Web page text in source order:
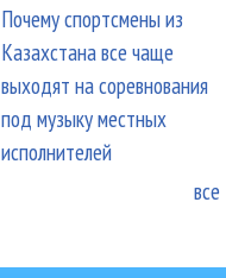
Почему спортсмены из
Казахстана все чаще
выходят на соревнования
под музыку местных
исполнителей
все